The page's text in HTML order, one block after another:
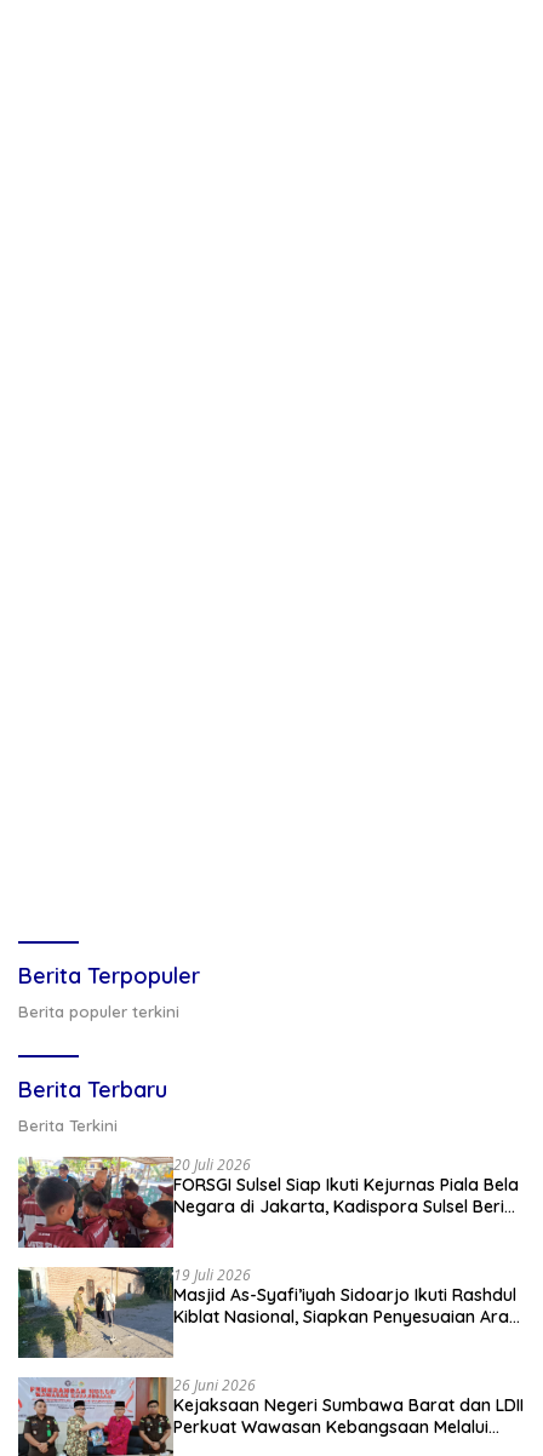
Berita Terpopuler
Berita populer terkini
Berita Terbaru
Berita Terkini
20 Juli 2026
FORSGI Sulsel Siap Ikuti Kejurnas Piala Bela
Negara di Jakarta, Kadispora Sulsel Beri
19 Juli 2026
Masjid As-Syafi’iyah Sidoarjo Ikuti Rashdul
Kiblat Nasional, Siapkan Penyesuaian Arah
26 Juni 2026
Kejaksaan Negeri Sumbawa Barat dan LDII
Perkuat Wawasan Kebangsaan Melalui